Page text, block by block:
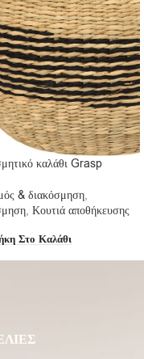
καλάθι Grasp
& διακόσμηση,
, Κουτιά αποθήκευσης
Στο Καλάθι